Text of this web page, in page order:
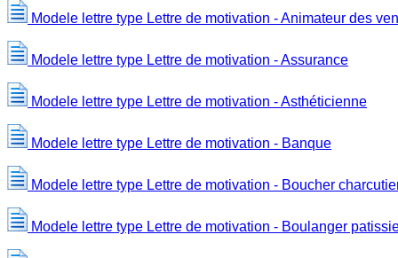
Modele lettre type Lettre de motivation - Animateur des
Modele lettre type Lettre de motivation - Assurance
Modele lettre type Lettre de motivation - Asthéticienne
Modele lettre type Lettre de motivation - Banque
Modele lettre type Lettre de motivation - Boucher
Modele lettre type Lettre de motivation - Boulanger